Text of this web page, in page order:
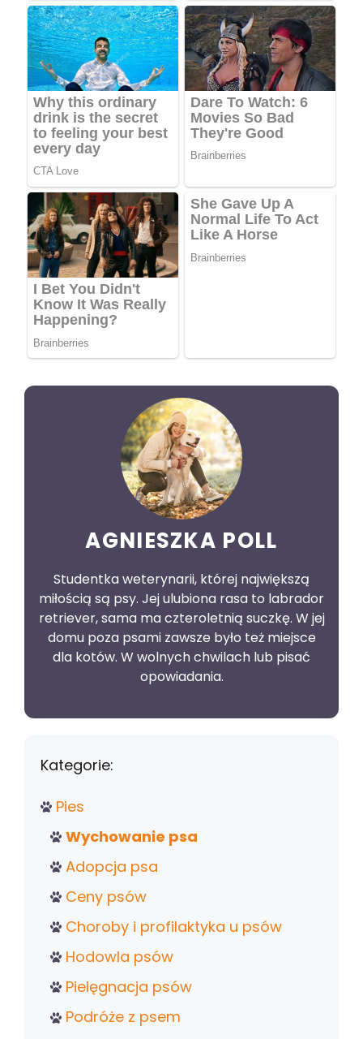
AGNIESZKA POLL
Studentka weterynarii, której największą
miłością są psy. Jej ulubiona rasa to labrador
retriever, sama ma czteroletnią suczkę. W jej
domu poza psami zawsze było też miejsce
dla kotów. W wolnych chwilach lub pisać
opowiadania.
Kategorie:
Pies
Wychowanie psa
Adopcja psa
Ceny psów
Choroby i profilaktyka u psów
Hodowla psów
Pielęgnacja psów
Podróże z psem